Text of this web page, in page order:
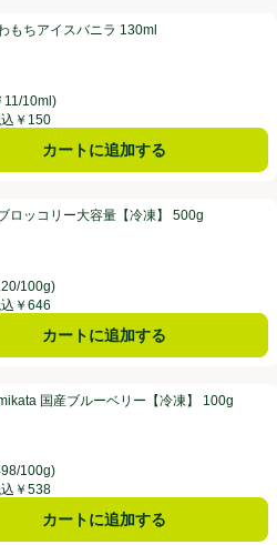
点。
もちアイスバニラ 130ml
11/10ml)
￥150
カートに追加する
凍】 500g
点。
ロッコリー大容量【冷凍】 500g
100g)
￥646
カートに追加する
ー【冷凍】 100g
点。 国産ブルーベリー【冷凍】 100g
100g)
￥538
カートに追加する